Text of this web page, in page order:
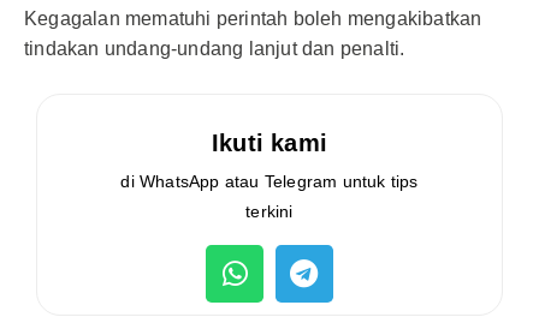
Kegagalan mematuhi perintah boleh mengakibatkan
tindakan undang-undang lanjut dan penalti.
Ikuti kami
di WhatsApp atau Telegram untuk tips
terkini